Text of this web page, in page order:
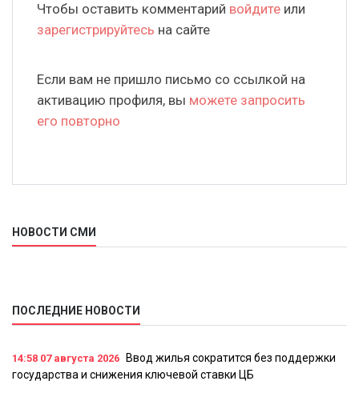
Чтобы оставить комментарий войдите или
зарегистрируйтесь на сайте
Если вам не пришло письмо со ссылкой на
активацию профиля, вы можете запросить
его повторно
НОВОСТИ СМИ
ПОСЛЕДНИЕ НОВОСТИ
14:58 07 августа 2026
Ввод жилья сократится без поддержки
государства и снижения ключевой ставки ЦБ